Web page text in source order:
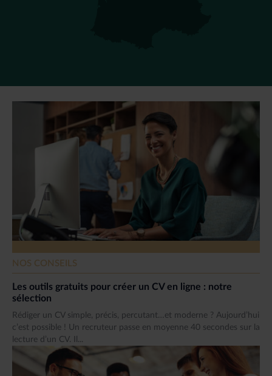
NOS CONSEILS
Les outils gratuits pour créer un CV en ligne : notre
sélection
Rédiger un CV simple, précis, percutant…et moderne ? Aujourd’hui
c’est possible ! Un recruteur passe en moyenne 40 secondes sur la
lecture d’un CV. Il...